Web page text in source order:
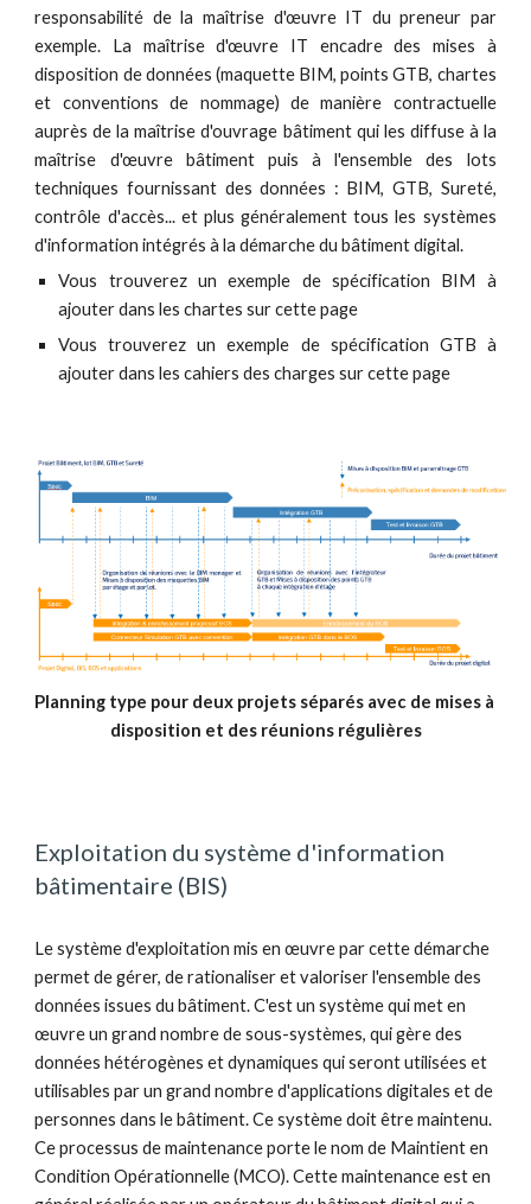
responsabilité de la maîtrise d'œuvre IT du preneur par
exemple. La maîtrise d'œuvre IT encadre des mises à
disposition de données (maquette BIM, points GTB, chartes
et conventions de nommage) de manière contractuelle
auprès de la maîtrise d'ouvrage bâtiment qui les diffuse à la
maîtrise d'œuvre bâtiment puis à l'ensemble des lots
techniques fournissant des données : BIM, GTB, Sureté,
contrôle d'accès... et plus généralement tous les systèmes
d'information intégrés à la démarche du bâtiment digital.
Vous trouverez un exemple de spécification BIM à
ajouter dans les chartes sur cette page
Vous trouverez un exemple de spécification GTB à
ajouter dans les cahiers des charges sur cette page
Planning type pour deux projets séparés avec de mises à
disposition et des réunions régulières
Exploitation du système d'information
bâtimentaire (BIS)
Le système d'exploitation mis en œuvre par cette démarche
permet de gérer, de rationaliser et valoriser l'ensemble des
données issues du bâtiment. C'est un système qui met en
œuvre un grand nombre de sous-systèmes, qui gère des
données hétérogènes et dynamiques qui seront utilisées et
utilisables par un grand nombre d'applications digitales et de
personnes dans le bâtiment. Ce système doit être maintenu.
Ce processus de maintenance porte le nom de Maintient en
Condition Opérationnelle (MCO). Cette maintenance est en